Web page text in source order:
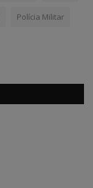
Polícia Militar